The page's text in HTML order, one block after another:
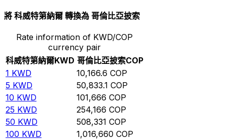
將 科威特第納爾 轉換為 哥倫比亞披索
Rate information of KWD/COP
currency pair
科威特第納爾KWD 哥倫比亞披索COP
1 KWD 10,166.6 COP
5 KWD 50,833.1 COP
10 KWD 101,666 COP
25 KWD 254,166 COP
50 KWD 508,331 COP
100 KWD 1,016,660 COP